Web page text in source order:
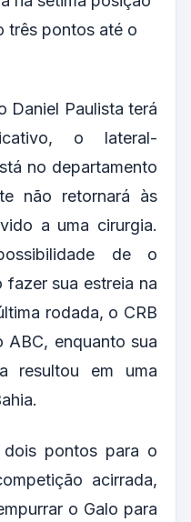
três pontos até o
Daniel Paulista terá
o lateral-
no departamento
não retornará às
a uma cirurgia.
de o
sua estreia na
rodada, o CRB
enquanto sua
resultou em uma
pontos para o
acirrada,
o Galo para